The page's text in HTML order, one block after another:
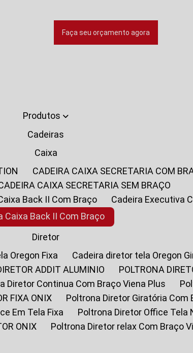
Faça seu orçamento agora
Produtos
Cadeiras
Caixa
CADEIRA CAIXA SECRETARIA COM
CADEIRA CAIXA SECRETARIA SEM BRAÇO
Back II Com Braço
Cadeira Executiva
Caixa Back II Com Braço
Diretor
Oregon Fixa
Cadeira diretor tela Oregon
ADDIT ALUMINIO
POLTRONA
Diretor Continua Com Braço Viena Plus
FIXA ONIX
Poltrona Diretor Giratória Com
Em Tela Fixa
Poltrona Diretor Office Tela
ONIX
Poltrona Diretor relax Com Braço